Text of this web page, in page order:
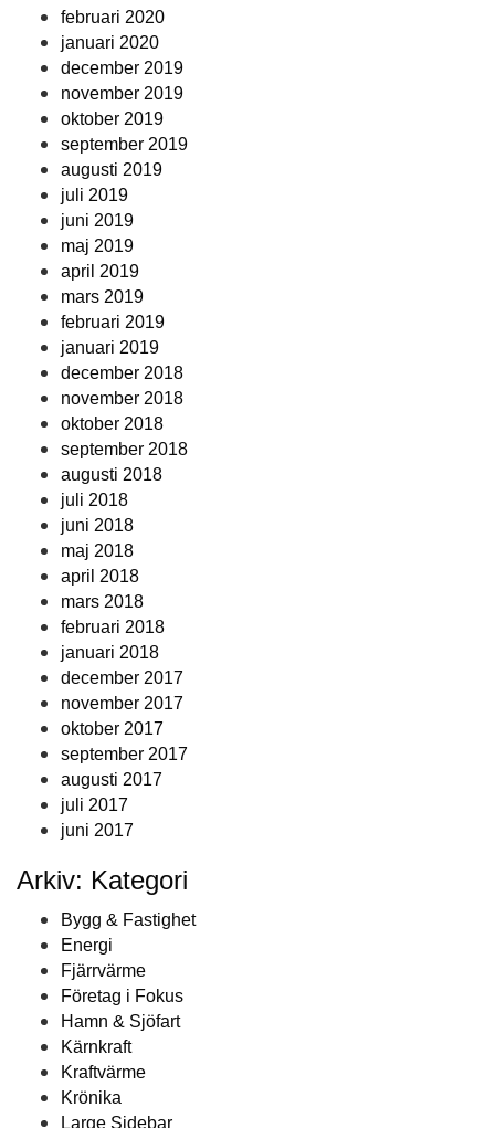
februari 2020
januari 2020
december 2019
november 2019
oktober 2019
september 2019
augusti 2019
juli 2019
juni 2019
maj 2019
april 2019
mars 2019
februari 2019
januari 2019
december 2018
november 2018
oktober 2018
september 2018
augusti 2018
juli 2018
juni 2018
maj 2018
april 2018
mars 2018
februari 2018
januari 2018
december 2017
november 2017
oktober 2017
september 2017
augusti 2017
juli 2017
juni 2017
Arkiv: Kategori
Bygg & Fastighet
Energi
Fjärrvärme
Företag i Fokus
Hamn & Sjöfart
Kärnkraft
Kraftvärme
Krönika
Large Sidebar